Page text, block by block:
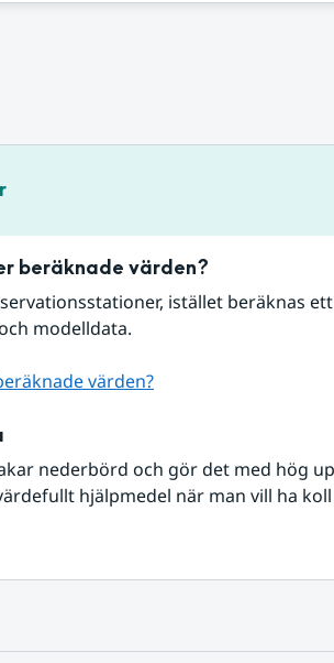
beräknade värden?
istället beräknas
modelldata.
värden?
nederbörd och gör det med hög
hjälpmedel när man vill ha